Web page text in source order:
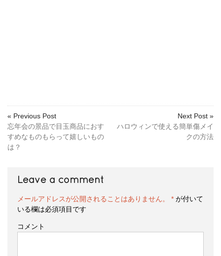
« Previous Post
忘年会の景品で目玉商品におす
すめなものもらって嬉しいもの
は？
Next Post »
ハロウィンで使える簡単傷メイ
クの方法
Leave a comment
メールアドレスが公開されることはありません。 * が付いて
いる欄は必須項目です
コメント